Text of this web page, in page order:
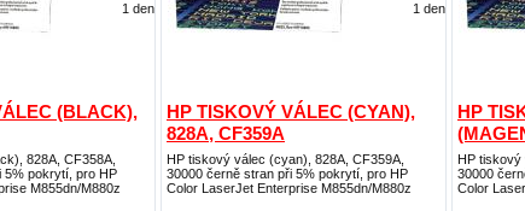
(BLACK),
828A, CF358A,
5% pokrytí, pro HP
M855dn/M880z
1 den
HP TISKOVÝ VÁLEC (CYAN),
828A, CF359A
HP tiskový válec (cyan), 828A, CF359A,
30000 černě stran při 5% pokrytí, pro HP
Color LaserJet Enterprise M855dn/M880z
1 den
HP
HP tiskový
30000
Color